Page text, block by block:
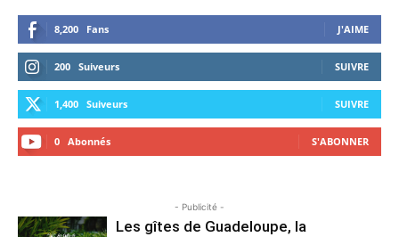
8,200 Fans J'AIME
200 Suiveurs SUIVRE
1,400 Suiveurs SUIVRE
0 Abonnés S'ABONNER
- Publicité -
Les gîtes de Guadeloupe, la